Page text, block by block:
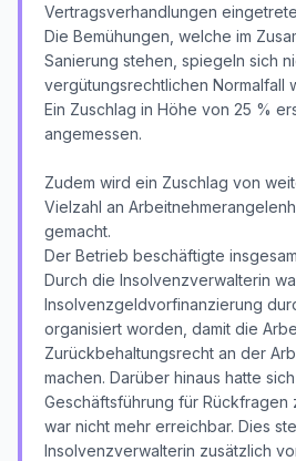
Vertragsverhandlungen
Die Bemühungen, welche im
Sanierung stehen, spiegeln sich
vergütungsrechtlichen Normalfall
Ein Zuschlag in Höhe von 25 %
angemessen.
Zudem wird ein Zuschlag von
Vielzahl an
gemacht.
Der Betrieb beschäftigte
Durch die Insolvenzverwalterin
Insolvenzgeldvorfinanzierung
organisiert worden, damit die
Zurückbehaltungsrecht an der
machen. Darüber hinaus hatte
Geschäftsführung für
war nicht mehr erreichbar. Dies
Insolvenzverwalterin zusätzlich